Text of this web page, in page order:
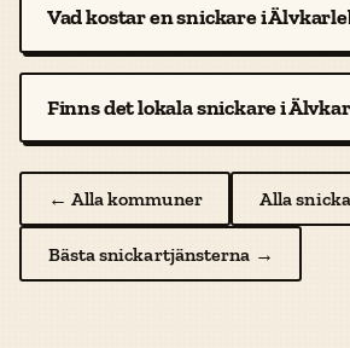
Vad kostar en snickare i
Finns det lokala snickare i
← Alla kommuner Alla
Bästa snickartjänsterna →